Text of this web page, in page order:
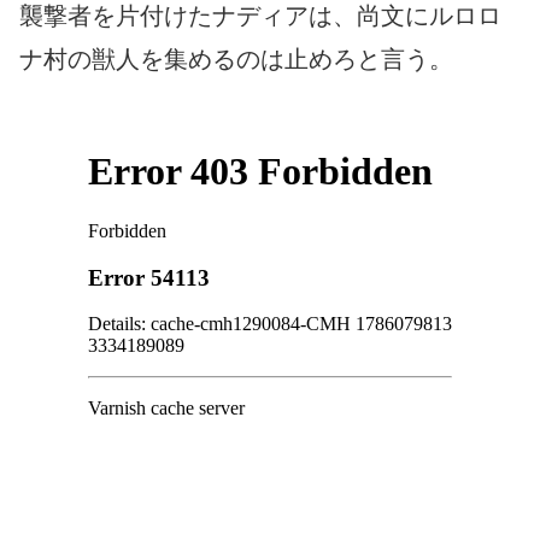
襲撃者を片付けたナディアは、尚文にルロロ
ナ村の獣人を集めるのは止めろと言う。